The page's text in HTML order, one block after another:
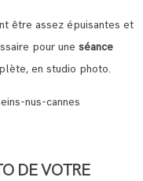
être assez épuisantes et
pour une séance
en studio photo.
DE VOTRE